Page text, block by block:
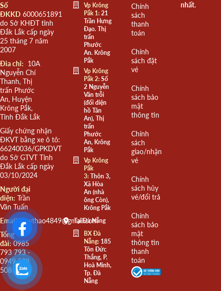
Số
ĐKKD 6000651891
do Sở KHĐT tỉnh
Đắk Lắk cấp ngày
25 tháng 7 năm
2007
Đia chỉ: 10A
Nguyễn Chí
Thanh, Thị
trấn Phước
An, Huyện
Krông Pắk,
Tỉnh Đắk Lắk
Giấy chứng nhận
ĐKVT bằng xe ô tô:
66240036/GPKDVT
do Sở GTVT Tỉnh
Đắk Lắk cấp ngày
03/10/2024
Người đại
diện: Trần
Văn Tuấn
Email: quythao4849@gmail.com
Tổng
đài:0985
793 793 -
0949 508
508
Vp Krông
Pắk 1:21
Trần Hưng
Đạo. Thị
trấn
Phước
An. Krông
Pắk
Vp Krông
Pắk 2:Số
2 Nguyễn
Văn trỗi
(đối diện
hồ Tân
An), Thị
trấn
Phước
An, Krông
Pắk
Vp Krông
Pắk
3:Thôn 3,
Xã Hòa
An (nhà
ông Còn),
Krông Pắk
Tại Đà Nẵng
BX Đà
Nẵng:185
Tôn Đức
Thắng, P.
Hoà Minh,
Tp. Đà
Nẵng
Chính
sách
thanh
toán
Chính
sách đặt
vé
Chính
sách bảo
mật
thông tin
Chính
sách
giao/nhận
vé
Chính
sách hủy
vé/đổi trả
Chính
sách bảo
mật
thông tin
thanh
toán
nhất.